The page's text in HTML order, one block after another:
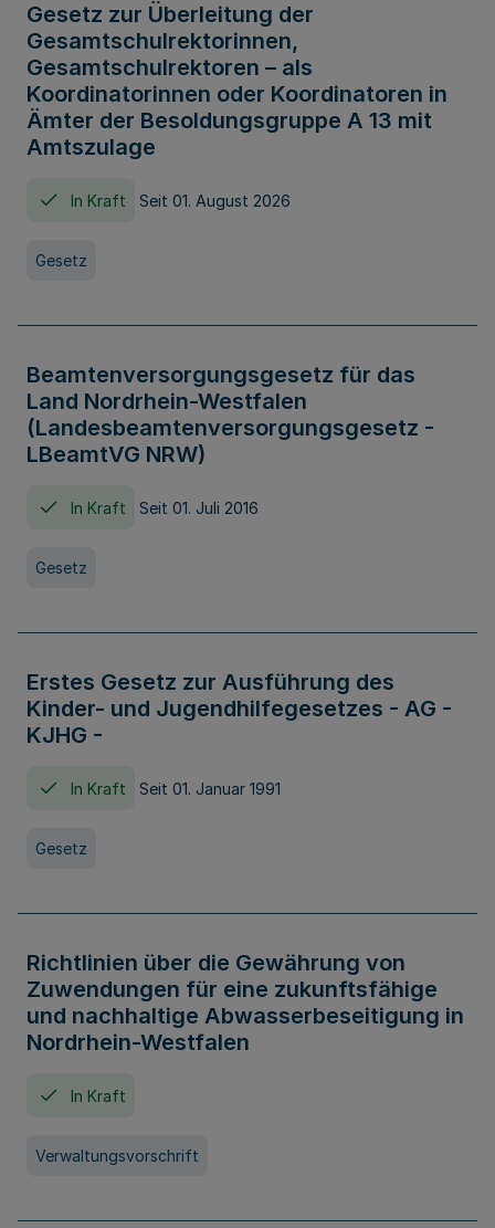
Gesetz zur Überleitung der
Gesamtschulrektorinnen,
Gesamtschulrektoren – als
Koordinatorinnen oder Koordinatoren in
Ämter der Besoldungsgruppe A 13 mit
Amtszulage
In Kraft Seit 01. August 2026
Gesetz
Beamtenversorgungsgesetz für das
Land Nordrhein-Westfalen
(Landesbeamtenversorgungsgesetz -
LBeamtVG NRW)
In Kraft Seit 01. Juli 2016
Gesetz
Erstes Gesetz zur Ausführung des
Kinder- und Jugendhilfegesetzes - AG -
KJHG -
In Kraft Seit 01. Januar 1991
Gesetz
Richtlinien über die Gewährung von
Zuwendungen für eine zukunftsfähige
und nachhaltige Abwasserbeseitigung in
Nordrhein-Westfalen
In Kraft
Verwaltungsvorschrift